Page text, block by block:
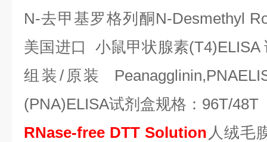
N-去甲基罗格列酮 N-Desmethyl
美国进口
小鼠甲状腺素(T4)ELISA
组装 /原装
(PNA)ELISA试剂盒规格： 96T/48T
RNase-free DTT Solution 人绒毛